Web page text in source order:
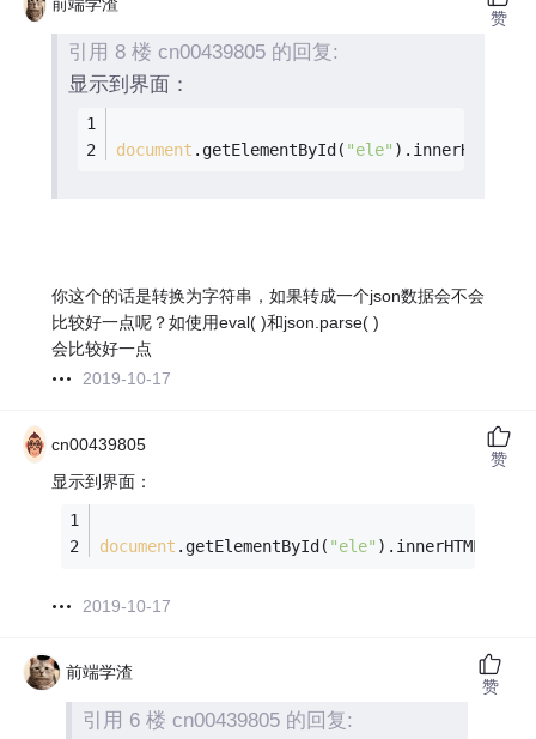
前端学渣
引用 8 楼 cn00439805 的回复:
显示到界面：
document .getElementById( "ele" ).innerHTML =
你这个的话是转换为字符串，如果转成一个json数据会不会
比较好一点呢？如使用eval( )和json.parse( )
会比较好一点
2019-10-17
赞
cn00439805
显示到界面：
document .getElementById( "ele" ).innerHTML =
2019-10-17
赞
前端学渣
引用 6 楼 cn00439805 的回复:
赞